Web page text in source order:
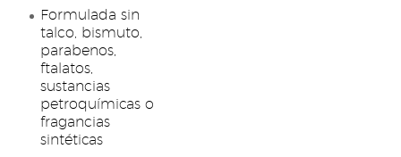
Formulada sin
talco, bismuto,
parabenos,
ftalatos,
sustancias
petroquímicas o
fragancias
sintéticas